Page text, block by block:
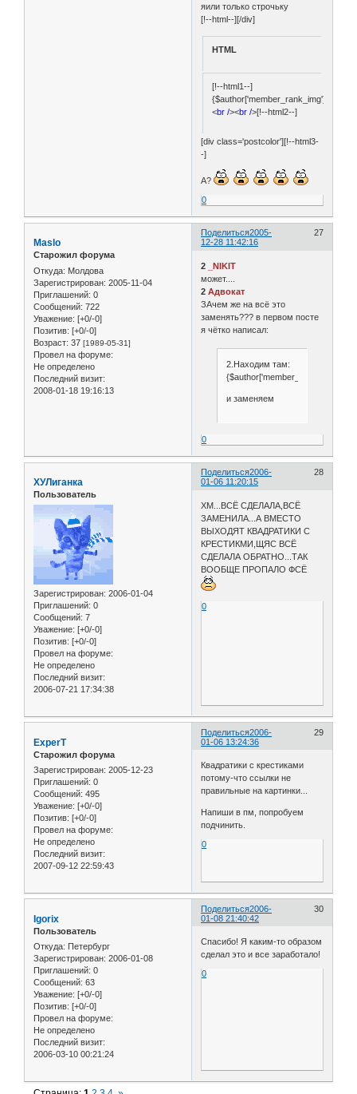
яили только строчьку
[!--html--][/div]
HTML
[!--html1--]
{$author['member_rank_img']}
<br /><br />[!--html2--]
[div class='postcolor'][!--html3-
-]
А?
0
Поделиться 27
2005-
12-28 11:42:16
Maslo
Старожил форума
Откуда: Молдова
Зарегистрирован: 2005-11-04
Приглашений: 0
Сообщений: 722
Уважение: [+0/-0]
Позитив: [+0/-0]
Возраст: 37 [1989-05-31]
Провел на форуме:
Не определено
Последний визит:
2008-01-18 19:16:13
2
_NIKIT
может....
2Адвокат
ЗАчем же на всё это
заменять??? в первом посте
я чётко написал:
2.Находим там:
{$author['member_rank_img']}
и заменяем
0
Поделиться 28
2006-
01-06 11:20:15
ХУЛиганка
Пользователь
Зарегистрирован: 2006-01-04
Приглашений: 0
Сообщений: 7
Уважение: [+0/-0]
Позитив: [+0/-0]
Провел на форуме:
Не определено
Последний визит:
2006-07-21 17:34:38
ХМ...ВСЁ СДЕЛАЛА,ВСЁ
ЗАМЕНИЛА...А ВМЕСТО
ВЫХОДЯТ КВАДРАТИКИ С
КРЕСТИКМИ,ЩЯС ВСЁ
СДЕЛАЛА ОБРАТНО...ТАК
ВООБЩЕ ПРОПАЛО ФСЁ
0
Поделиться 29
2006-
01-06 13:24:36
ExperT
Старожил форума
Зарегистрирован: 2005-12-23
Приглашений: 0
Сообщений: 495
Уважение: [+0/-0]
Позитив: [+0/-0]
Провел на форуме:
Не определено
Последний визит:
2007-09-12 22:59:43
Квадратики с крестиками
потому-что ссылки не
правильные на картинки...
Напиши в пм, попробуем
подчинить.
0
Поделиться 30
2006-
01-08 21:40:42
Igorix
Пользователь
Откуда: Петербург
Зарегистрирован: 2006-01-08
Приглашений: 0
Сообщений: 63
Уважение: [+0/-0]
Позитив: [+0/-0]
Провел на форуме:
Не определено
Последний визит:
2006-03-10 00:21:24
Спасибо! Я каким-то образом
сделал это и все заработало!
0